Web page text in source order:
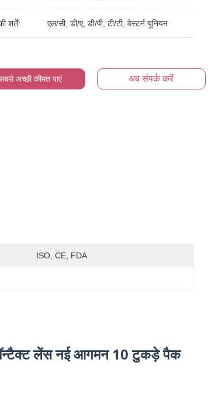
शर्तें: एल/सी, डी/ए, डी/पी, टी/टी, वेस्टर्न यूनियन
अच्छी कीमत पाएं अब संपर्क करें
ISO, CE, FDA
लेंस नई आगमन 10 टुकड़े पैक